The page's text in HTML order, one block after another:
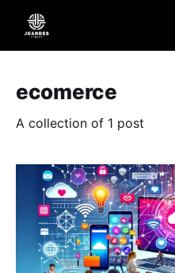
ecomerce
A collection of 1 post